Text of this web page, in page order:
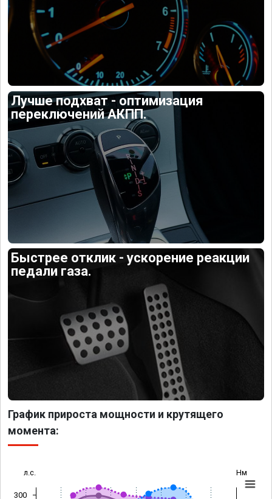
Лучше подхват - оптимизация
переключений АКПП.
Быстрее отклик - ускорение реакции
педали газа.
График прироста мощности и крутящего
момента:
л.с. Нм
300